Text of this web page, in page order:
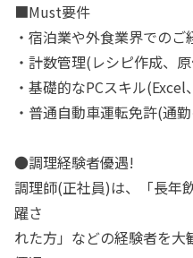
■Must要件
・宿泊業や外食業界でのご
・計数管理(レシピ作成、
・基礎的なPCスキル(Excel
・普通自動車運転免許(通
●調理経験者優遇!
調理師(正社員)は、「長年
躍さ
れた方」などの経験者を